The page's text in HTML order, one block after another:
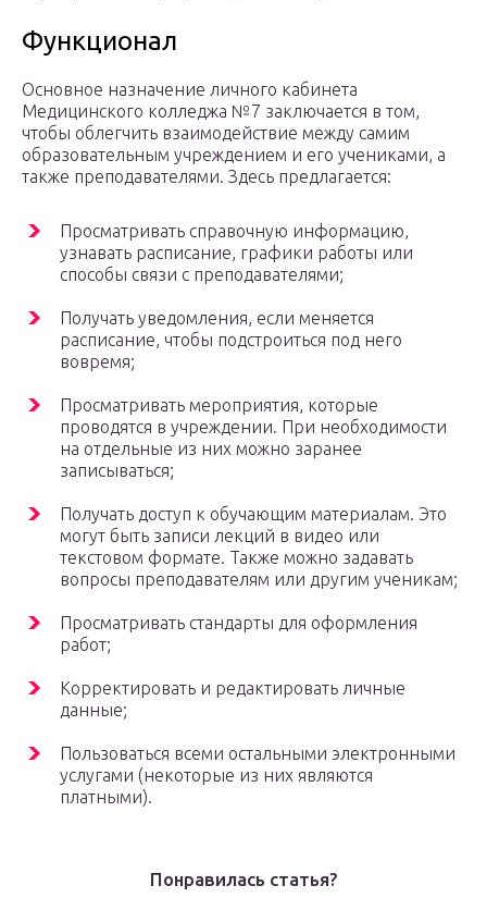
Функционал
Основное назначение личного кабинета
Медицинского колледжа №7 заключается в том,
чтобы облегчить взаимодействие между самим
образовательным учреждением и его учениками, а
также преподавателями. Здесь предлагается:
Просматривать справочную информацию,
узнавать расписание, графики работы или
способы связи с преподавателями;
Получать уведомления, если меняется
расписание, чтобы подстроиться под него
вовремя;
Просматривать мероприятия, которые
проводятся в учреждении. При необходимости
на отдельные из них можно заранее
записываться;
Получать доступ к обучающим материалам. Это
могут быть записи лекций в видео или
текстовом формате. Также можно задавать
вопросы преподавателям или другим ученикам;
Просматривать стандарты для оформления
работ;
Корректировать и редактировать личные
данные;
Пользоваться всеми остальными электронными
услугами (некоторые из них являются
платными).
Понравилась статья?